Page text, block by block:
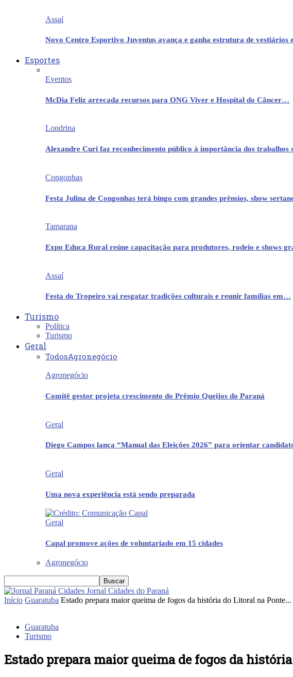
Assaí
Novo Centro Esportivo Juventus avança e ganha estrutura de vestiários
Esportes
Eventos
McDia Feliz arrecada recursos para ONG Viver e Hospital do Câncer…
Londrina
Alexandre Curi faz reconhecimento público à importância dos trabalhos
Congonhas
Festa Julina de Congonhas terá bingo com grandes prêmios, show
Tamarana
Expo Educa Rural reúne capacitação para produtores, rodeio e shows
Assaí
Festa do Tropeiro vai resgatar tradições culturais e reunir famílias em…
Turismo
Política
Turismo
Geral
TodosAgronegócio
Agronegócio
Comitê gestor projeta crescimento do Prêmio Queijos do Paraná
Geral
Diego Campos lança “Manual das Eleições 2026” para orientar
Geral
Uma nova experiência está sendo preparada
Geral
Capal promove ações de voluntariado em 15 cidades
Agronegócio
Jornal Cidades do Paraná
Início Guaratuba Estado prepara maior queima de fogos da história do Litoral na Ponte...
Guaratuba
Turismo
Estado prepara maior queima de fogos da